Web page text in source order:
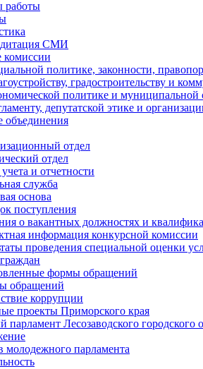
работы
СМИ
комиссии
политике, законности,
градостроительству и
политике и муниципальной
депутатской этике и
объединения
отдел
отдел
и отчетности
служба
основа
поступления
о вакантных должностях и
информация конкурсной комиссии
проведения специальной оценки
формы обращений
обращений
коррупции
проекты Приморского края
Лесозаводского городского
молодежного парламента